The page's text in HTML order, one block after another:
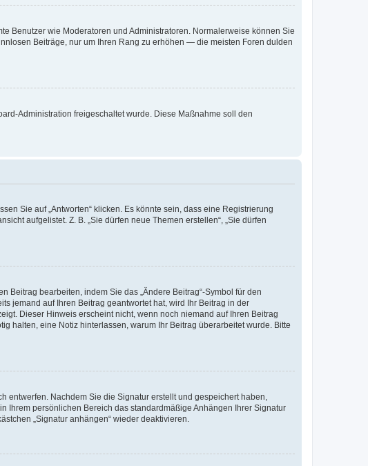
Benutzer wie Moderatoren und Administratoren. Normalerweise können Sie
Beiträge, nur um Ihren Rang zu erhöhen — die meisten Foren dulden
Administration freigeschaltet wurde. Diese Maßnahme soll den
Sie auf „Antworten“ klicken. Es könnte sein, dass eine Registrierung
aufgelistet. Z. B. „Sie dürfen neue Themen erstellen“, „Sie dürfen
bearbeiten, indem Sie das „Ändere Beitrag“-Symbol für den
jemand auf Ihren Beitrag geantwortet hat, wird Ihr Beitrag in der
Dieser Hinweis erscheint nicht, wenn noch niemand auf Ihren Beitrag
halten, eine Notiz hinterlassen, warum Ihr Beitrag überarbeitet wurde. Bitte
Nachdem Sie die Signatur erstellt und gespeichert haben,
Ihrem persönlichen Bereich das standardmäßige Anhängen Ihrer Signatur
„Signatur anhängen“ wieder deaktivieren.